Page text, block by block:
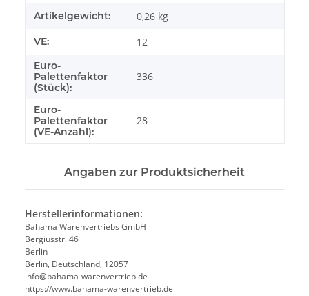
Artikelgewicht: 0,26 kg
VE: 12
Euro-
Palettenfaktor
(Stück):
336
Euro-
Palettenfaktor
(VE-Anzahl):
28
Angaben zur Produktsicherheit
Herstellerinformationen:
Bahama Warenvertriebs GmbH
Bergiusstr. 46
Berlin
Berlin, Deutschland, 12057
ed.beirtrevneraw-amahab@ofni
https://www.bahama-warenvertrieb.de